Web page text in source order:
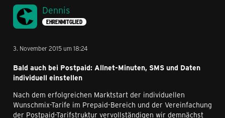
Dennis
EHRENMITGLIED
3. November 2015 um 18:24
Bald auch bei Postpaid: Allnet-Minuten, SMS und Daten
individuell einstellen
Nach dem erfolgreichen Marktstart der individuellen
Wunschmix-Tarife im Prepaid-Bereich und der Vereinfachung
der Postpaid-Tarifstruktur vervollständigen wir demnächst